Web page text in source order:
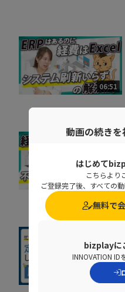
06:51
11:26
13:39
動画の続きを
はじめて
こちらより
ご登録完了後、すべての
無料で
bizplayに
INNOVATION